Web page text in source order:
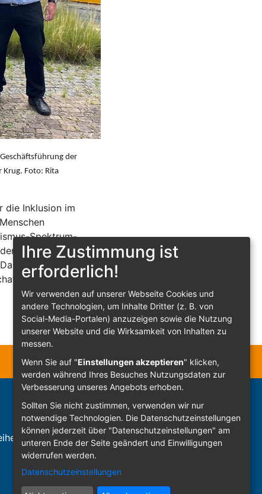
der
Krug. Foto: Rita
die Inklusion im
Spektrum-
Hilfen benötigen.
das klappt,
der Katholischen
Anmelden
Ihre Zustimmung ist
erforderlich!
Wir verwenden auf unserer Webseite Cookies und
andere Technologien, um Inhalte Dritter (z. B. von
Social-Media-Portalen) anzuzeigen sowie die Nutzung
unserer Website und die Wirksamkeit von Inhalten zu
messen.
Wenn Sie auf "Einstellungen akzeptieren" klicken,
werden während Ihres Besuches Nutzungsdaten zur
Verbesserung unseres Angebots erhoben.
Sollten Sie nicht zustimmen, verwenden wir nur
notwendige Technologien. Die Datenschutzeinstellungen
können jederzeit über "Datenschutzeinstellungen" am
unteren Ende der Seite geändert und Einwilligungen
widerrufen werden.
Datenschutzeinstellungen